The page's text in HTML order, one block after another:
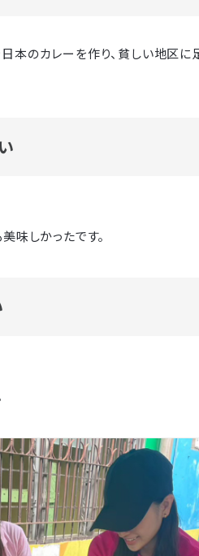
本のカレーを作り、貧しい地区に
味しかったです。